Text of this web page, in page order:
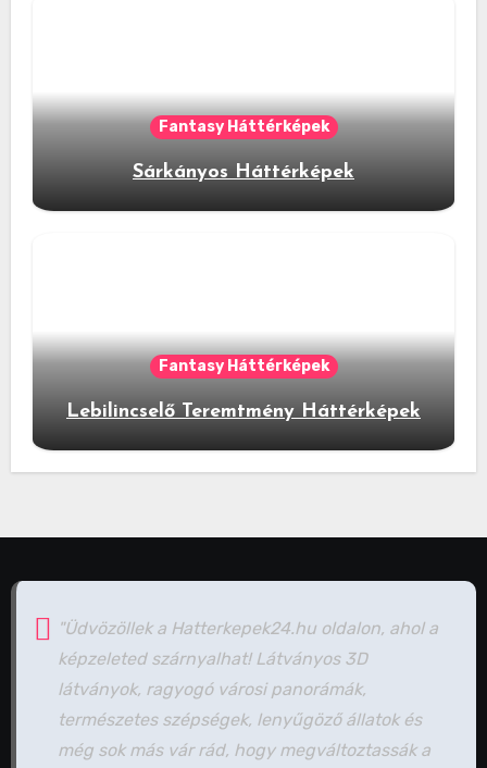
Fantasy Háttérképek
Sárkányos Háttérképek
Fantasy Háttérképek
Lebilincselő Teremtmény Háttérképek
"Üdvözöllek a Hatterkepek24.hu oldalon, ahol a
képzeleted szárnyalhat! Látványos 3D
látványok, ragyogó városi panorámák,
természetes szépségek, lenyűgöző állatok és
még sok más vár rád, hogy megváltoztassák a